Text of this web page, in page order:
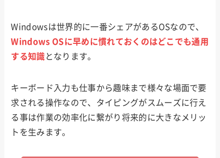
Windowsは世界的に一番シェアがあるOSなので、
Windows OSに早めに慣れておくのはどこでも通用
する知識 となります。
キーボード入力も仕事から趣味まで様々な場面で要
求される操作なので、タイピングがスムーズに行え
る事は作業の効率化に繋がり将来的に大きなメリッ
トを生みます。